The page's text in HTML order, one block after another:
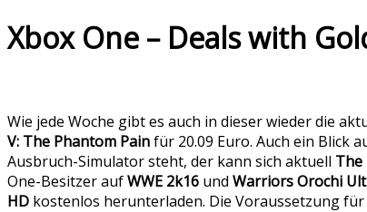
Xbox One – Deals with
Wie jede Woche gibt es auch in dieser wieder die
V: The Phantom Painfür 20.09 Euro. Auch ein Blick
Ausbruch-Simulator steht, der kann sich aktuell The
One-Besitzer aufWWE 2k16 und Warriors Orochi
HD kostenlos herunterladen. Die Voraussetzung